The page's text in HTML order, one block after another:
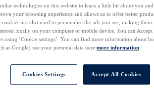
technologies on this website to learn a little bit about you
your browsing experience and allows us to offer better
are also used to personalise the ads you see, making
stored locally on your computer or mobile device. You can
using ‘Cookie settings’. You can find more information about
as Google) use your personal data here:more information
Cookies Settings Accept All Cookies